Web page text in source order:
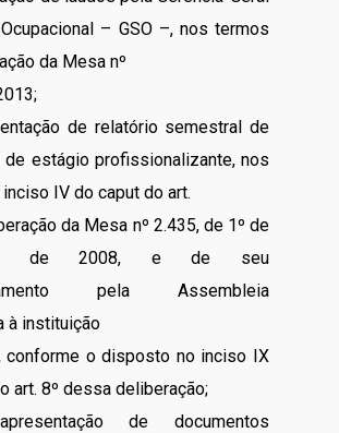
– GSO –, nos termos
da Mesa nº
de relatório semestral de
de estágio profissionalizante, nos
IV do caput do art.
da Mesa nº 2.435, de 1º de
de 2008, e de seu
pela Assembleia
à instituição
conforme o disposto no inciso IX
art. 8º dessa deliberação;
de documentos